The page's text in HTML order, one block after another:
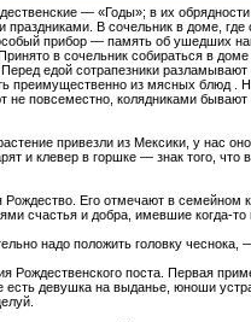
— «Годы»; в их
В сочельник в доме,
прибор — память об ушедших
в сочельник собираться в
едой сотрапезники
преимущественно из мясных блюд .
повсеместно, колядниками
привезли из Мексики, у нас
и клевер в горшке — знак того,
Его отмечают в семейном
счастья и добра, имевшие когда-
надо положить головку чеснока,
Рождественского поста. Первая
девушка на выданье, юноши